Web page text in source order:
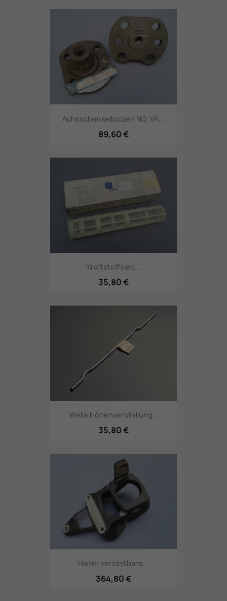
Achsschenkelbolzen NG, VA...
89,60 €
Kraftstoffsieb...
35,80 €
Welle Höhenverstellung...
35,80 €
Halter verstellbare...
364,80 €